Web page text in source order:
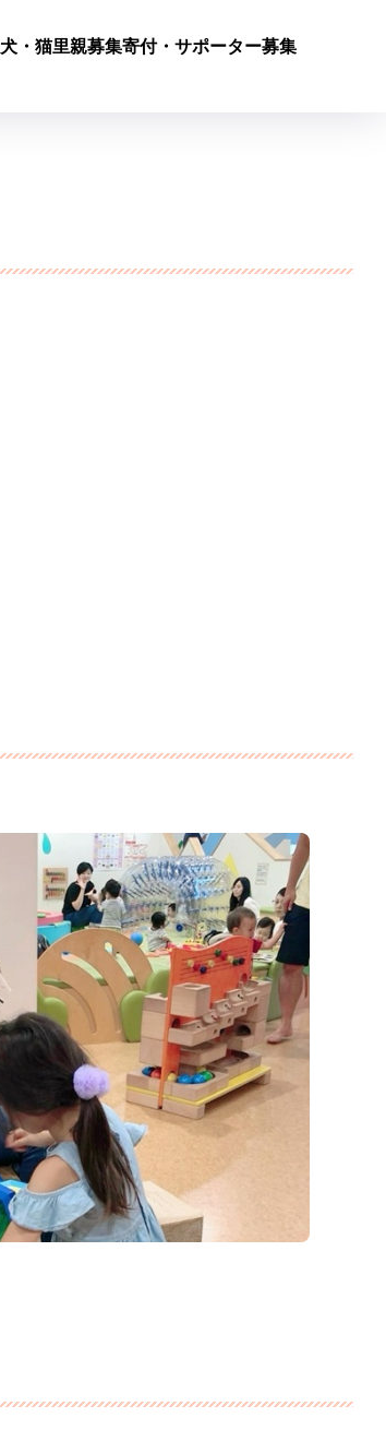
犬・猫里親募集寄付・サポーター募集